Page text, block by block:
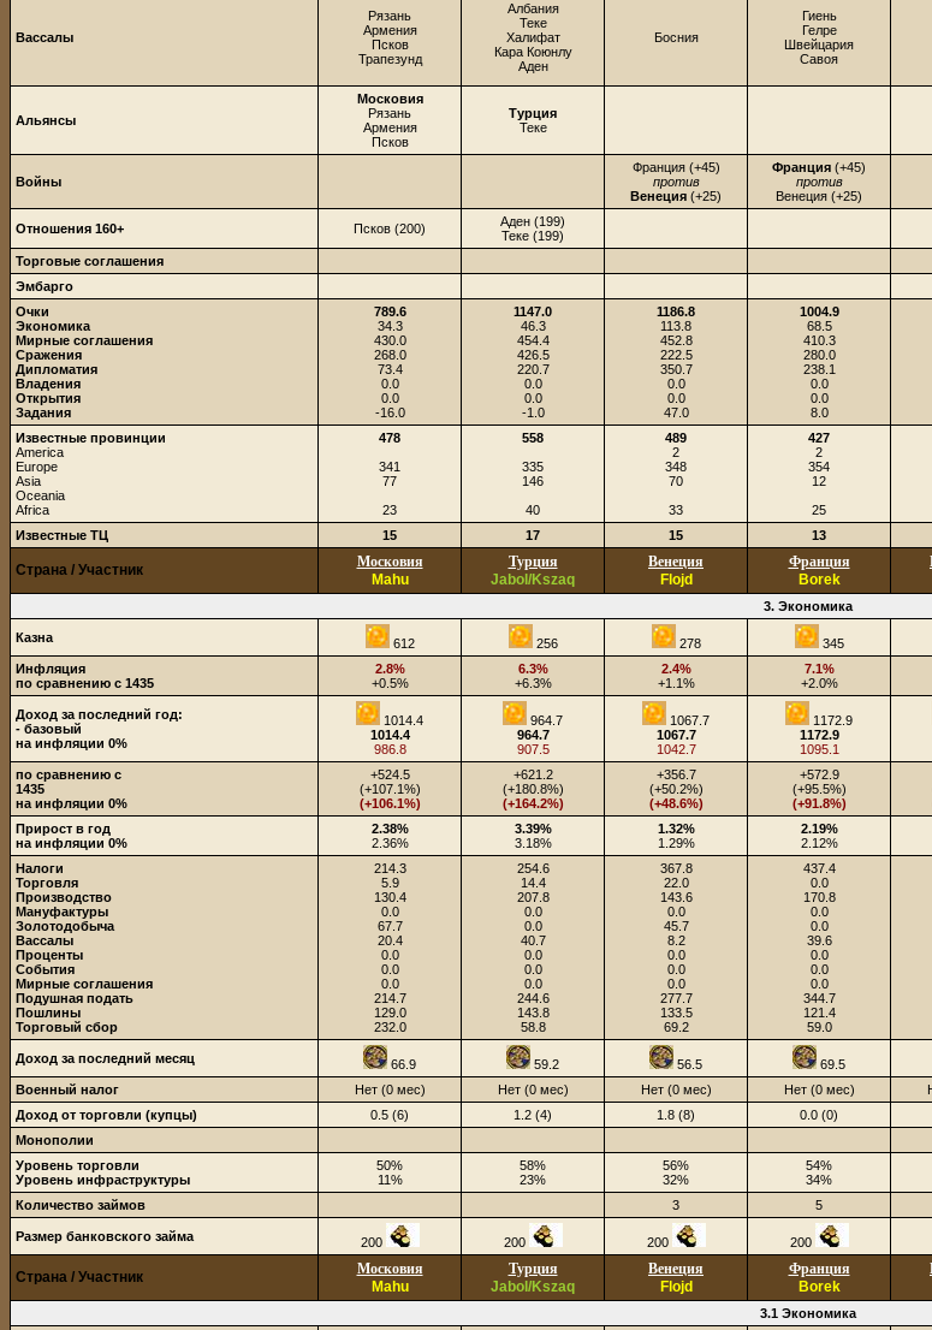
Вассалы
Рязань
Армения
Псков
Трапезунд
Албания
Теке
Халифат
Кара Коюнлу
Аден
Босния
Гиень
Гелре
Швейцария
Савоя
Альянсы
Московия
Рязань
Армения
Псков
Турция
Теке
Войны
Франция (+45)
против
Венеция (+25)
Франция (+45)
против
Венеция (+25)
Отношения 160+ Псков (200)
Аден (199)
Теке (199)
Торговые соглашения
Эмбарго
Очки
Экономика
Мирные соглашения
Сражения
Дипломатия
Владения
Открытия
Задания
789.6
34.3
430.0
268.0
73.4
0.0
0.0
-16.0
1147.0
46.3
454.4
426.5
220.7
0.0
0.0
-1.0
1186.8
113.8
452.8
222.5
350.7
0.0
0.0
47.0
1004.9
68.5
410.3
280.0
238.1
0.0
0.0
8.0
Известные провинции
America
Europe
Asia
Oceania
Africa
478
341
77
23
558
335
146
40
489
2
348
70
33
427
2
354
12
25
Известные ТЦ
15 17 15 13
Страна / Участник
Московия
Mahu
Турция
Jabol/Kszaq
Венеция
Flojd
Франция
Borek
3. Экономика
Казна 612 256 278 345
Инфляция
по сравнению с 1435
2.8%
+0.5%
6.3%
+6.3%
2.4%
+1.1%
7.1%
+2.0%
Доход за последний год:
- базовый
на инфляции 0%
1014.4
1014.4
986.8
964.7
964.7
907.5
1067.7
1067.7
1042.7
1172.9
1172.9
1095.1
по сравнению с
1435
на инфляции 0%
+524.5
(+107.1%)
(+106.1%)
+621.2
(+180.8%)
(+164.2%)
+356.7
(+50.2%)
(+48.6%)
+572.9
(+95.5%)
(+91.8%)
Прирост в год
на инфляции 0%
2.38%
2.36%
3.39%
3.18%
1.32%
1.29%
2.19%
2.12%
Налоги
Торговля
Производство
Мануфактуры
Золотодобыча
Вассалы
Проценты
События
Мирные соглашения
Подушная подать
Пошлины
Торговый сбор
214.3
5.9
130.4
0.0
67.7
20.4
0.0
0.0
0.0
214.7
129.0
232.0
254.6
14.4
207.8
0.0
0.0
40.7
0.0
0.0
0.0
244.6
143.8
58.8
367.8
22.0
143.6
0.0
45.7
8.2
0.0
0.0
0.0
277.7
133.5
69.2
437.4
0.0
170.8
0.0
0.0
39.6
0.0
0.0
0.0
344.7
121.4
59.0
Доход за последний месяц 66.9 59.2 56.5 69.5
Военный налог
Нет (0 мес) Нет (0 мес) Нет (0 мес) Нет (0 мес)
Доход от торговли (купцы)
0.5 (6) 1.2 (4) 1.8 (8) 0.0 (0)
Монополии
Уровень торговли
Уровень инфраструктуры
50%
11%
58%
23%
56%
32%
54%
34%
Количество займов
3 5
Размер банковского займа 200 200 200 200
Страна / Участник
Московия
Mahu
Турция
Jabol/Kszaq
Венеция
Flojd
Франция
Borek
3.1 Экономика